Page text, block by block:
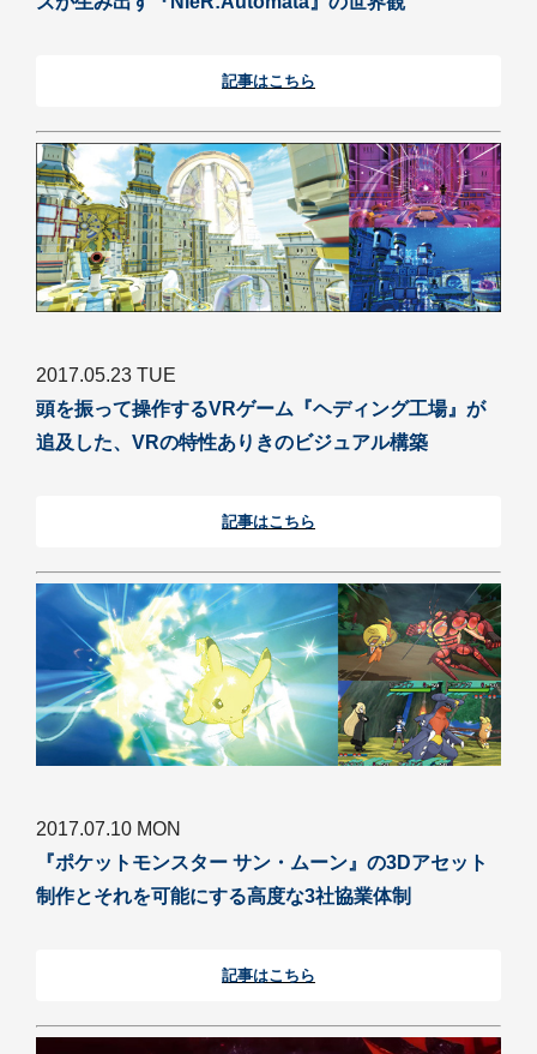
記事はこちら
2017.05.23 TUE
頭を振って操作するVRゲーム『ヘディング工場』が
追及した、VRの特性ありきのビジュアル構築
記事はこちら
2017.07.10 MON
『ポケットモンスター サン・ムーン』の3Dアセット
制作とそれを可能にする高度な3社協業体制
記事はこちら